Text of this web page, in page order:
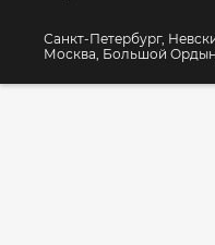
Санкт-Петербург,
Москва, Большой